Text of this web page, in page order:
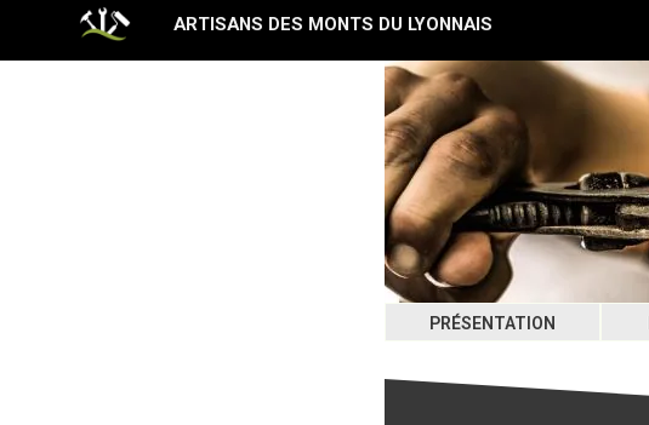
ARTISANS DES MONTS DU LYONNAIS
PRÉSENTATION